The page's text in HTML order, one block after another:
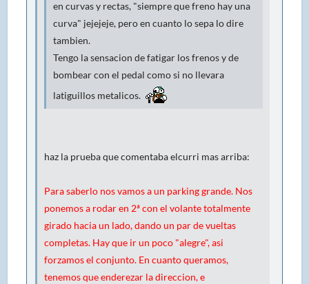
en curvas y rectas, "siempre que freno hay una
curva" jejejeje, pero en cuanto lo sepa lo dire
tambien.
Tengo la sensacion de fatigar los frenos y de
bombear con el pedal como si no llevara
latiguillos metalicos.
haz la prueba que comentaba elcurri mas arriba:
Para saberlo nos vamos a un parking grande. Nos
ponemos a rodar en 2ª con el volante totalmente
girado hacia un lado, dando un par de vueltas
completas. Hay que ir un poco "alegre", asi
forzamos el conjunto. En cuanto queramos,
tenemos que enderezar la direccion, e